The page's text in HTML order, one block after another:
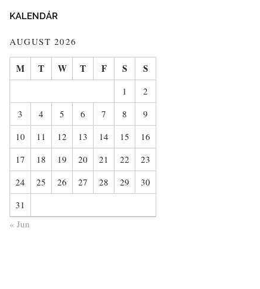
KALENDÁR
AUGUST 2026
M T W T F S S
1
2
3
4 5 6 7 8
9
10
11 12 13 14 15
16
17
18 19 20 21 22
23
24
25 26 27 28 29
30
31
« Jun